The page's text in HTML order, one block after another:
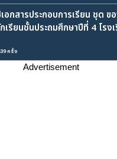
อกสารประกอบการเรียน ชุด ข
เรียนชั้นประถมศึกษาปีที่ 4 โรง
ครั้ง
Advertisement